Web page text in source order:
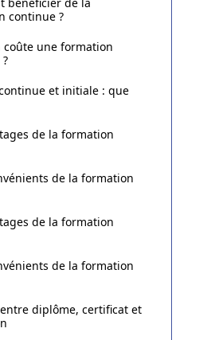
continue ?
coûte une formation
et initiale : que
de la formation
de la formation
de la formation
de la formation
diplôme, certificat et